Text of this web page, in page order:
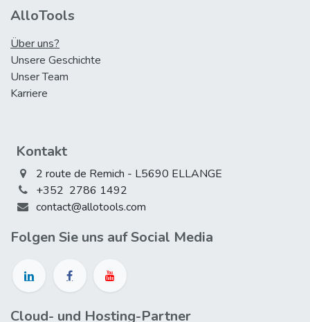
AlloTools
Über uns?
Unsere Geschichte
Unser Team
Karriere
Kontakt
2 route de Remich - L5690 ELLANGE
+352 2786 1492
contact@allotools.com
Folgen Sie uns auf Social Media
Cloud- und Hosting-Partner